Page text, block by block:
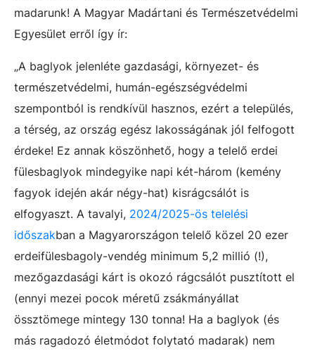
madarunk! A Magyar Madártani és Természetvédelmi
Egyesület erről így ír:
„A baglyok jelenléte gazdasági, környezet- és
természetvédelmi, humán-egészségvédelmi
szempontból is rendkívül hasznos, ezért a település,
a térség, az ország egész lakosságának jól felfogott
érdeke! Ez annak köszönhető, hogy a telelő erdei
fülesbaglyok mindegyike napi két-három (kemény
fagyok idején akár négy-hat) kisrágcsálót is
elfogyaszt. A tavalyi, 2024/2025-ös telelési
időszakban a Magyarországon telelő közel 20 ezer
erdeifülesbagoly-vendég minimum 5,2 millió (!),
mezőgazdasági kárt is okozó rágcsálót pusztított el
(ennyi mezei pocok méretű zsákmányállat
össztömege mintegy 130 tonna! Ha a baglyok (és
más ragadozó életmódot folytató madarak) nem